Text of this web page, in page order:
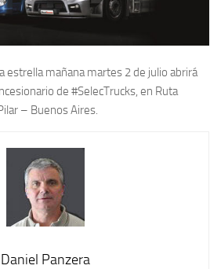
estrella mañana martes 2 de julio abrirá
de #SelecTrucks, en Ruta
– Buenos Aires.
Daniel Panzera